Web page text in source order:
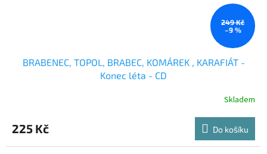
249 Kč
–9 %
BRABENEC, TOPOL, BRABEC, KOMÁREK , KARAFIÁT -
Konec léta - CD
Skladem
225 Kč Do košíku